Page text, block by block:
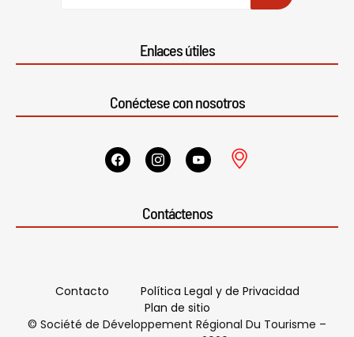
Enlaces útiles
Conéctese con nosotros
Contáctenos
Contacto
Política Legal y de Privacidad
Plan de sitio
© Société de Développement Régional Du Tourisme –